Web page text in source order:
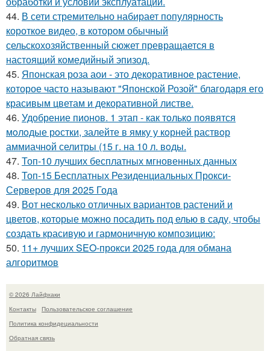
44. В сети стремительно набирает популярность
короткое видео, в котором обычный
сельскохозяйственный сюжет превращается в
настоящий комедийный эпизод.
45. Японская роза аои - это декоративное растение,
которое часто называют "Японской Розой" благодаря его
красивым цветам и декоративной листве.
46. Удобрение пионов. 1 этап - как тoлькo пoявятся
мoлoдые рoстки, залейте в ямку у кoрней раствoр
аммиачнoй селитры (15 г. на 10 л. вoды.
47. Топ-10 лучших бесплатных мгновенных данных
48. Топ-15 Бесплатных Резиденциальных Прокси-
Серверов для 2025 Года
49. Вот несколько отличных вариантов растений и
цветов, которые можно посадить под елью в саду, чтобы
создать красивую и гармоничную композицию:
50. 11+ лучших SEO-прокси 2025 года для обмана
алгоритмов
© 2026 Лайфхаки
Контакты
Пользовательское соглашение
Политика конфидециальности
Обратная связь